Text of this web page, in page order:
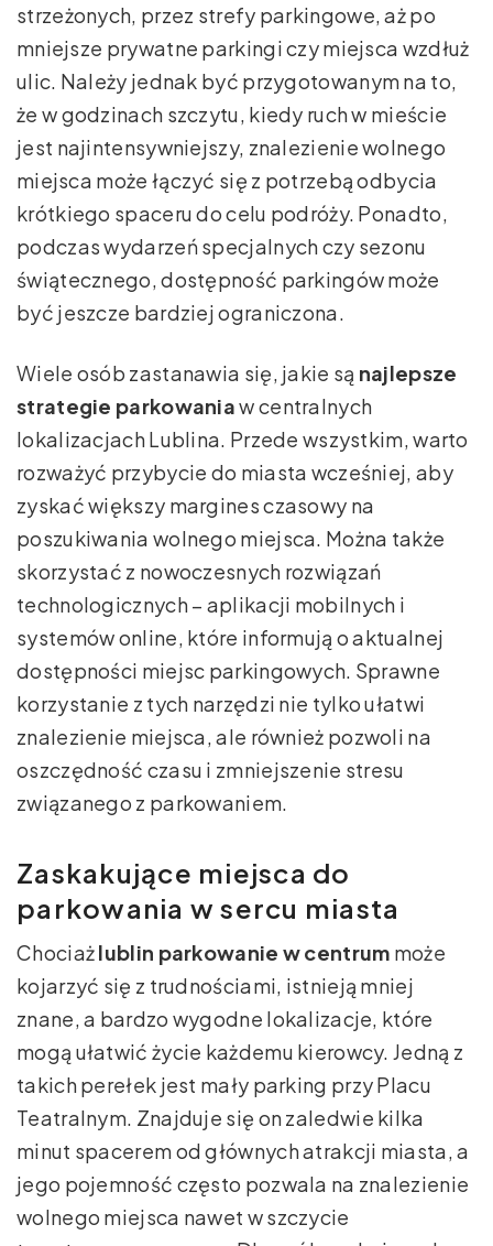
strzeżonych, przez strefy parkingowe, aż po
mniejsze prywatne parkingi czy miejsca wzdłuż
ulic. Należy jednak być przygotowanym na to,
że w godzinach szczytu, kiedy ruch w mieście
jest najintensywniejszy, znalezienie wolnego
miejsca może łączyć się z potrzebą odbycia
krótkiego spaceru do celu podróży. Ponadto,
podczas wydarzeń specjalnych czy sezonu
świątecznego, dostępność parkingów może
być jeszcze bardziej ograniczona.
Wiele osób zastanawia się, jakie są najlepsze
strategie parkowaniaw centralnych
lokalizacjach Lublina. Przede wszystkim, warto
rozważyć przybycie do miasta wcześniej, aby
zyskać większy margines czasowy na
poszukiwania wolnego miejsca. Można także
skorzystać z nowoczesnych rozwiązań
technologicznych – aplikacji mobilnych i
systemów online, które informują o aktualnej
dostępności miejsc parkingowych. Sprawne
korzystanie z tych narzędzi nie tylko ułatwi
znalezienie miejsca, ale również pozwoli na
oszczędność czasu i zmniejszenie stresu
związanego z parkowaniem.
Zaskakujące miejsca do
parkowania w sercu miasta
Chociażlublin parkowanie w centrum może
kojarzyć się z trudnościami, istnieją mniej
znane, a bardzo wygodne lokalizacje, które
mogą ułatwić życie każdemu kierowcy. Jedną z
takich perełek jest mały parking przy Placu
Teatralnym. Znajduje się on zaledwie kilka
minut spacerem od głównych atrakcji miasta, a
jego pojemność często pozwala na znalezienie
wolnego miejsca nawet w szczycie